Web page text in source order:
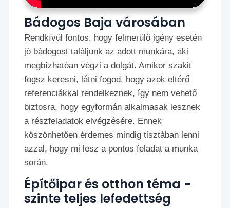
Bádogos Baja városában
Rendkívül fontos, hogy felmerülő igény esetén
jó bádogost találjunk az adott munkára, aki
megbízhatóan végzi a dolgát. Amikor szakit
fogsz keresni, látni fogod, hogy azok eltérő
referenciákkal rendelkeznek, így nem vehető
biztosra, hogy egyformán alkalmasak lesznek
a részfeladatok elvégzésére. Ennek
köszönhetően érdemes mindig tisztában lenni
azzal, hogy mi lesz a pontos feladat a munka
során.
Építőipar és otthon téma -
szinte teljes lefedettség